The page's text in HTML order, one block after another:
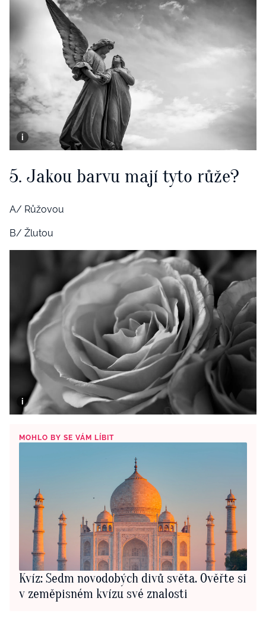
5. Jakou barvu mají tyto růže?
A/ Růžovou
B/ Žlutou
MOHLO BY SE VÁM LÍBIT
Kvíz: Sedm novodobých divů světa. Ověřte si
v zeměpisném kvízu své znalosti